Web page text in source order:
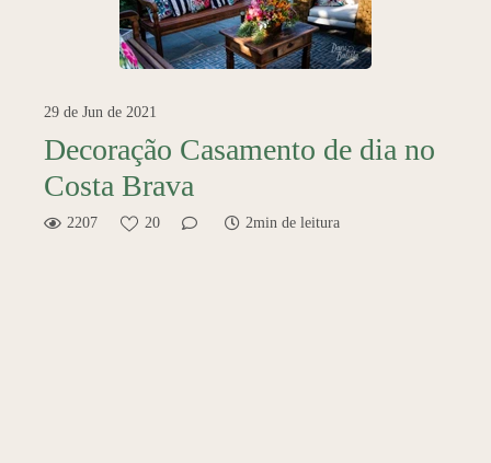
29 de Jun de 2021
Decoração Casamento de dia no
Costa Brava
2207 20 2min de leitura